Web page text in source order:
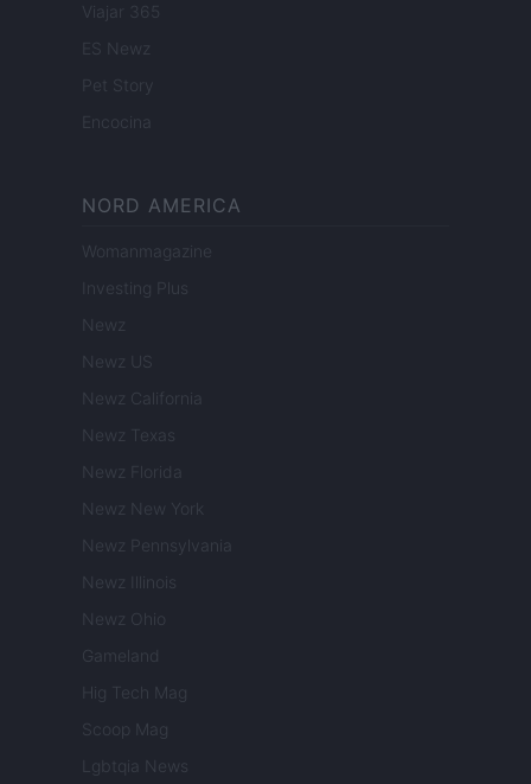
Viajar 365
ES Newz
Pet Story
Encocina
NORD AMERICA
Womanmagazine
Investing Plus
Newz
Newz US
Newz California
Newz Texas
Newz Florida
Newz New York
Newz Pennsylvania
Newz Illinois
Newz Ohio
Gameland
Hig Tech Mag
Scoop Mag
Lgbtqia News